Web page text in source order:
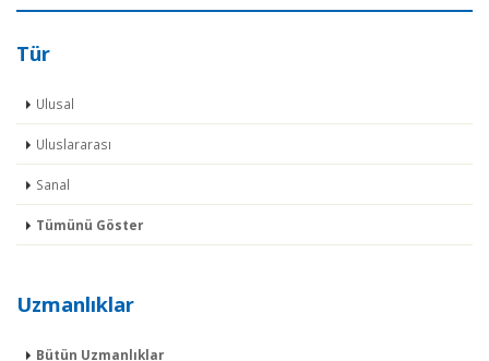
Tür
Ulusal
Uluslararası
Sanal
Tümünü Göster
Uzmanlıklar
Bütün Uzmanlıklar